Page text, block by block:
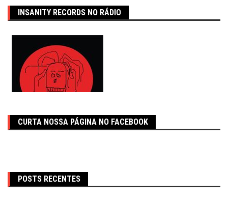
INSANITY RECORDS NO RÁDIO
CURTA NOSSA PÁGINA NO FACEBOOK
POSTS RECENTES